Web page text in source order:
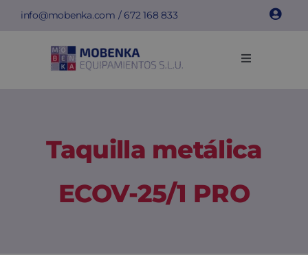
Saltar
contenido
info@mobenka.com /672 168 833
Toggle
Bancos
Instalaciones
Taquilla metálica
ECOV-25/1 PRO